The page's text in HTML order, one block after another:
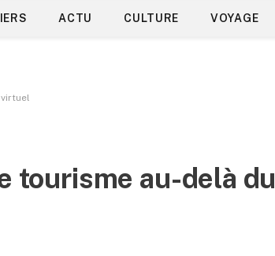
ACTU CULTURE VOYAGE
tourisme au-delà du